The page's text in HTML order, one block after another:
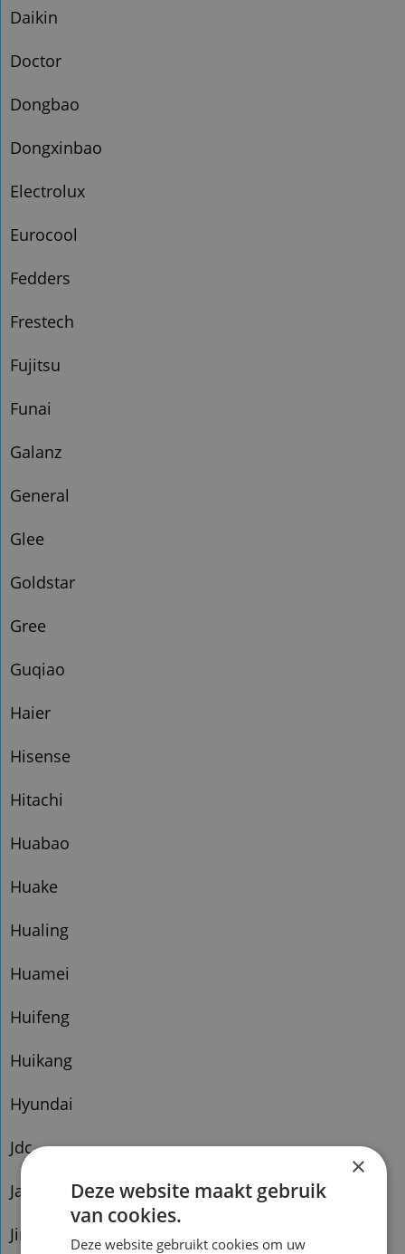
Daikin
Doctor
Dongbao
Dongxinbao
Electrolux
Eurocool
Fedders
Frestech
Fujitsu
Funai
Galanz
General
Glee
Goldstar
Gree
Guqiao
Haier
Hisense
Hitachi
Huabao
Huake
Hualing
Huamei
Huifeng
Huikang
Hyundai
Jdc
Jaiangnan
Jinda
×
Deze website maakt gebruik
van cookies.
Deze website gebruikt cookies om uw